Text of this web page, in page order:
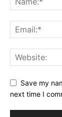
Save my
next time I